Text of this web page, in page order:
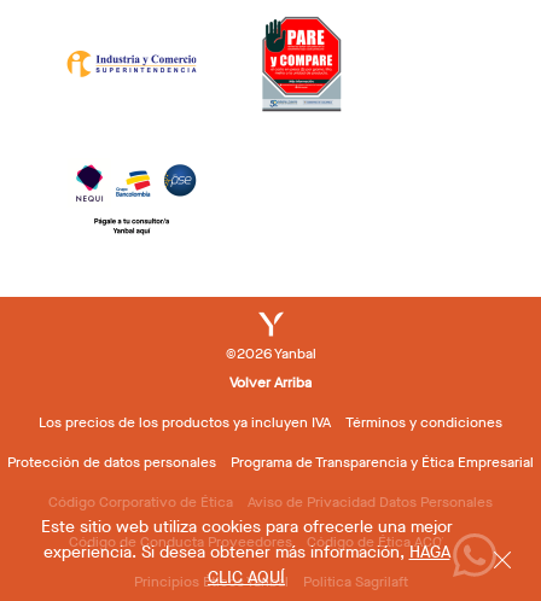
©2026 Yanbal
Volver Arriba
Los precios de los productos ya incluyen IVA Términos y condiciones
Protección de datos personales Programa de Transparencia y Ética Empresarial
Código Corporativo de Ética Aviso de Privacidad Datos Personales
Código de Conducta Proveedores Código de Ética ACOVEDI
Principios Éticos Yanbal Politica Sagrilaft
Este sitio web utiliza cookies para ofrecerle una mejor
experiencia. Si desea obtener más información,HAGA
CLIC AQUÍ